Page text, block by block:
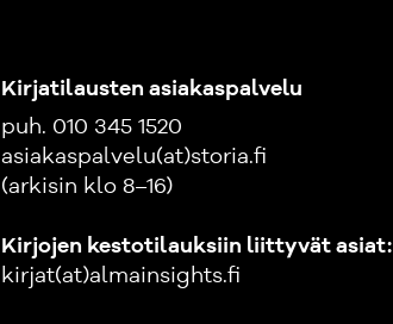
Kirjatilausten asiakaspalvelu
puh. 010 345 1520
asiakaspalvelu(at)storia.fi
(arkisin klo 8–16)
Kirjojen kestotilauksiin liittyvät asiat:
kirjat(at)almainsights.fi